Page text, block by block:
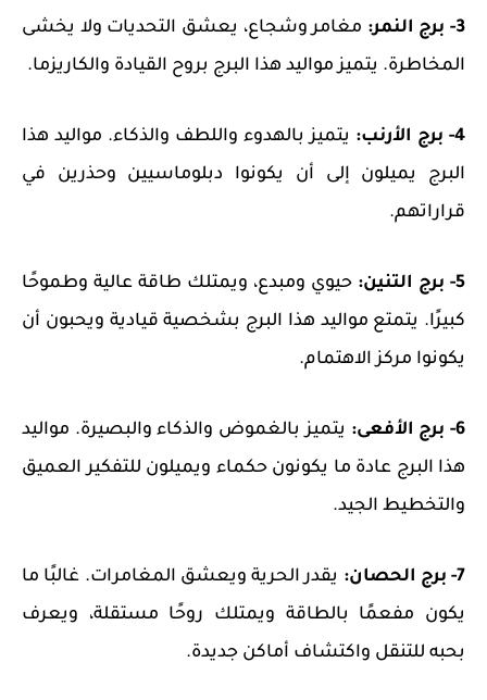
3- برج النمر:
مغامر وشجاع، يعشق التحديات ولا يخشى
المخاطرة. يتميز مواليد هذا البرج بروح القيادة والكاريزما.
4- برج الأرنب:
يتميز بالهدوء واللطف والذكاء. مواليد هذا
البرج يميلون إلى أن يكونوا دبلوماسيين وحذرين في
قراراتهم.
5- برج التنين:
حيوي ومبدع، ويمتلك طاقة عالية وطموحًا
كبيرًا. يتمتع مواليد هذا البرج بشخصية قيادية ويحبون أن
يكونوا مركز الاهتمام.
6- برج الأفعى:
يتميز بالغموض والذكاء والبصيرة. مواليد
هذا البرج عادة ما يكونون حكماء ويميلون للتفكير العميق
والتخطيط الجيد.
7- برج الحصان:
يقدر الحرية ويعشق المغامرات. غالبًا ما
يكون مفعمًا بالطاقة ويمتلك روحًا مستقلة، ويعرف
بحبه للتنقل واكتشاف أماكن جديدة.